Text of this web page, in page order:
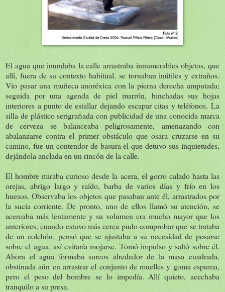
El agua que inundaba la calle arrastraba innumerables objetos, que
allí, fuera de su contexto habitual, se tornaban inútiles y extraños.
Vio pasar una muñeca anoréxica con la pierna derecha amputada;
seguida por una agenda de piel marrón, hinchadas sus hojas
interiores a punto de estallar dejando escapar citas y teléfonos. La
silla de plástico serigrafiada con publicidad de una conocida marca
de cerveza se balanceaba peligrosamente, amenazando con
abalanzarse contra el primer obstáculo que osara cruzarse en su
camino, fue un contendor de basura el que detuvo sus inquietudes,
dejándola anclada en un rincón de la calle.
El hombre miraba curioso desde la acera, el gorro calado hasta las
orejas, abrigo largo y raído, barba de varios días y frío en los
huesos. Observaba los objetos que pasaban ante él, arrastrados por
la sucia corriente. De pronto, uno de ellos llamó su atención, se
acercaba más lentamente y su volumen era mucho mayor que los
anteriores, cuando estuvo más cerca pudo comprobar que se trataba
de un colchón, pensó que se ajustaba a su necesidad de posarse
sobre el agua, así evitaría mojarse. Tomó impulso y saltó sobre él.
Ahora el agua formaba surcos alrededor de la masa cuadrada,
obstinada aún en arrastrar el conjunto de muelles y goma espuma,
pero el peso del hombre se lo impedía. Allí quieto, acechaba
tranquilo a su presa.